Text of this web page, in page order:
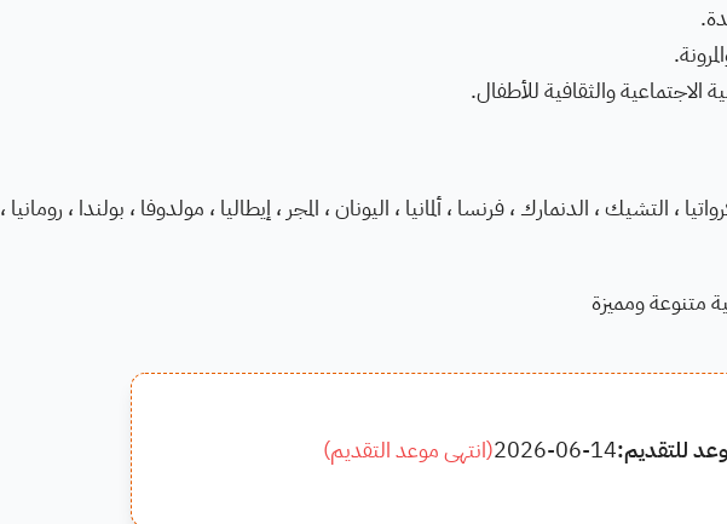
الاجتماعية والثقافية للأطفال.
، التشيك ، الدنمارك ، فرنسا ، ألمانيا ، اليونان ، المجر ، إيطاليا ، مولدوفا ، بولندا ، رومانيا ،
متنوعة ومميزة
للتقديم:2026-06-14
(انتهى موعد التقديم)